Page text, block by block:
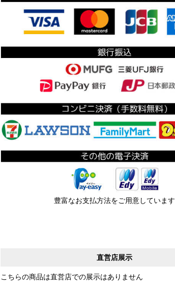
豊富なお支払方法をご用意しています
直営店展示
こちらの商品は直営店での展示はありません